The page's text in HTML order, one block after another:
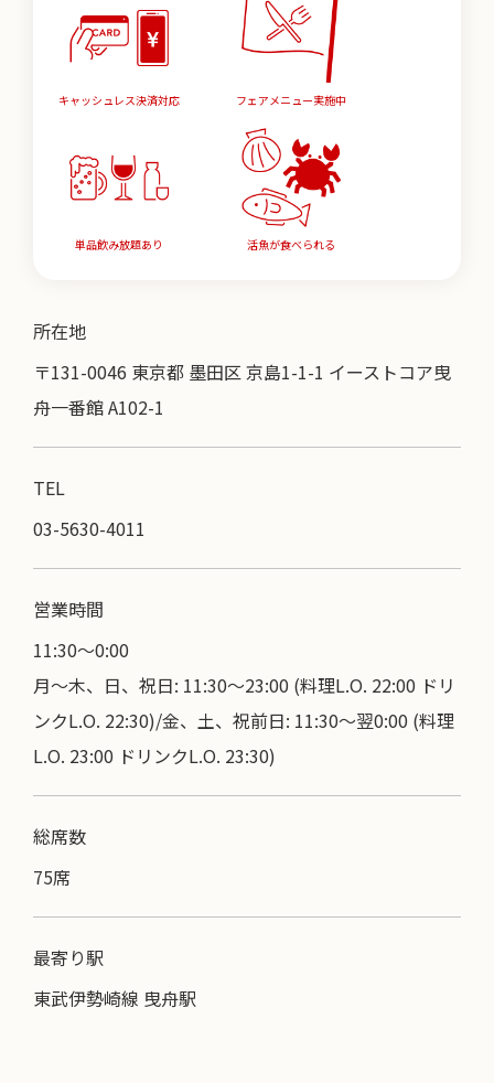
キャッシュレス決済対応 フェアメニュー実施中
単品飲み放題あり 活魚が食べられる
所在地
〒131-0046 東京都 墨田区 京島1-1-1 イーストコア曳
舟一番館 A102-1
TEL
03-5630-4011
営業時間
11:30〜0:00
月～木、日、祝日: 11:30～23:00 (料理L.O. 22:00 ドリ
ンクL.O. 22:30)/金、土、祝前日: 11:30～翌0:00 (料理
L.O. 23:00 ドリンクL.O. 23:30)
総席数
75席
最寄り駅
東武伊勢崎線 曳舟駅